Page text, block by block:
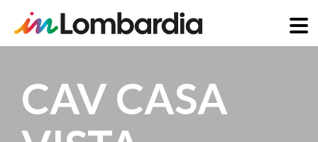
main
content
CAV CASA